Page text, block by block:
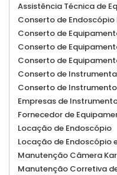
Assistência Técnica de
Conserto de Endoscópio
Conserto de
Conserto de
Conserto de
Conserto de
Conserto de
Empresas de
Fornecedor de
Locação de Endoscópio
Locação de Endoscópio
Manutenção Câmera
Manutenção Corretiva